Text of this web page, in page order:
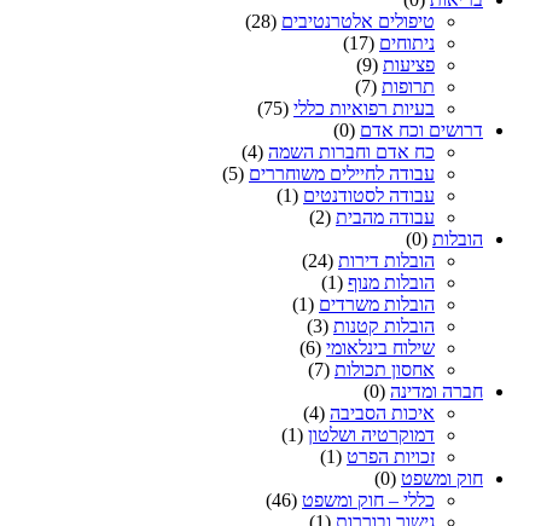
טיפולים אלטרנטיבים (28)
ניתוחים (17)
פציעות (9)
תרופות (7)
בעיות רפואיות כללי (75)
דרושים וכח אדם (0)
כח אדם וחברות השמה (4)
עבודה לחיילים משוחררים (5)
עבודה לסטודנטים (1)
עבודה מהבית (2)
הובלות (0)
הובלות דירות (24)
הובלות מנוף (1)
הובלות משרדים (1)
הובלות קטנות (3)
שילוח בינלאומי (6)
אחסון תכולות (7)
חברה ומדינה (0)
איכות הסביבה (4)
דמוקרטיה ושלטון (1)
זכויות הפרט (1)
חוק ומשפט (0)
כללי – חוק ומשפט (46)
גישור ובוררות (1)